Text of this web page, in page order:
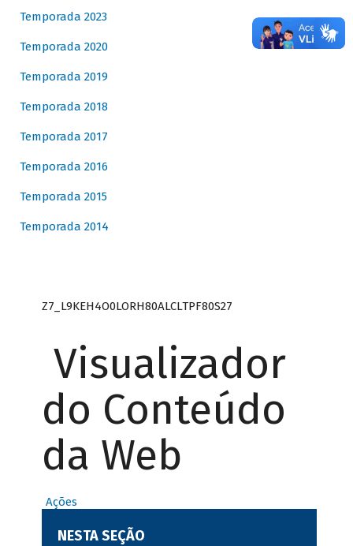
Temporada 2023
Temporada 2020
Temporada 2019
Temporada 2018
Temporada 2017
Temporada 2016
Temporada 2015
Temporada 2014
Z7_L9KEH4O0LORH80ALCLTPF80S27
Visualizador
do Conteúdo
da Web
Ações
NESTA SEÇÃO